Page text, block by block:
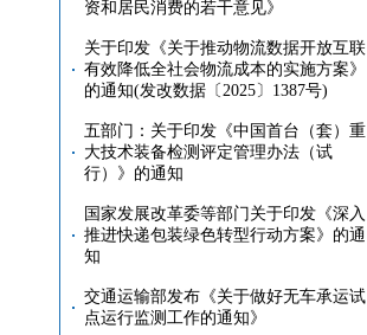
资和居民消费的若干意见》
关于印发《关于推动物流数据开放互联
有效降低全社会物流成本的实施方案》
的通知(发改数据〔2025〕1387号)
五部门：关于印发《中国首台（套）重
大技术装备检测评定管理办法（试
行）》的通知
国家发展改革委等部门关于印发《深入
推进快递包装绿色转型行动方案》的通
知
交通运输部发布《关于做好无车承运试
点运行监测工作的通知》